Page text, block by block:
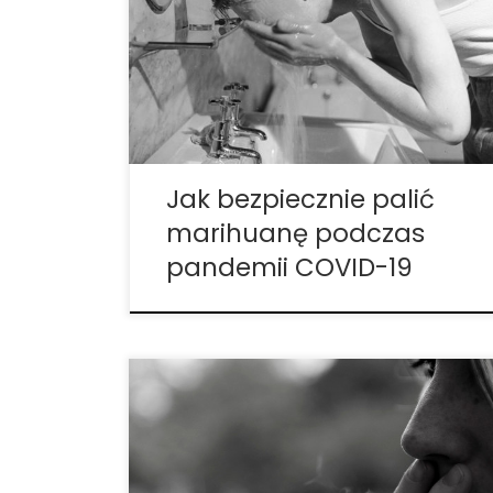
wytyczne, które mają pomóc spowolnić
rozprzestrzenianie się choroby, od
zamknięcia Broadwayu po pozostanie w
domu – w rezultacie wiele osób stara się
utrzymać pozór normalności. Dla
niektórych konsumpcja marihuany ma
Jak bezpiecznie palić
marihuanę podczas
pandemii COVID-19
Jest to problem, którym chcą się zająć
teraz, kiedy Hawaje tworzą przychodnie
medycznej marihuany. Cindy Evans i 15
innych ustawodawców wprowadziło